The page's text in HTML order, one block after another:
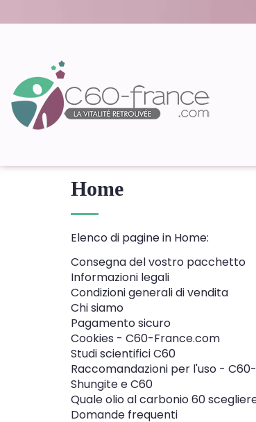
Home
Elenco di pagine in Home:
Consegna del vostro pacchetto
Informazioni legali
Condizioni generali di vendita
Chi siamo
Pagamento sicuro
Cookies - C60-France.com
Studi scientifici C60
Raccomandazioni per l'uso -
Shungite e C60
Quale olio al carbonio 60
Domande frequenti